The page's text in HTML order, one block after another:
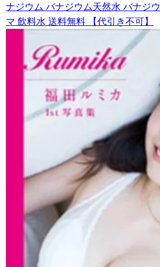
ナジウム バナジウム天然水 バナジ
マ 飲料水 送料無料 【代引き不可】